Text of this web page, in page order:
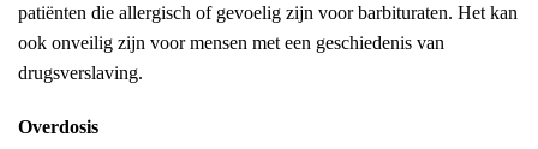
patiënten die allergisch of gevoelig zijn voor barbituraten. Het kan
ook onveilig zijn voor mensen met een geschiedenis van
drugsverslaving.
Overdosis